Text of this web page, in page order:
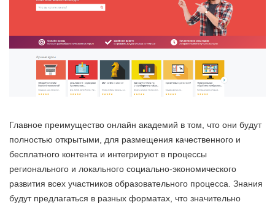
Главное преимущество онлайн академий в том, что они будут
полностью открытыми, для размещения качественного и
бесплатного контента и интегрируют в процессы
регионального и локального социально-экономического
развития всех участников образовательного процесса. Знания
будут предлагаться в разных форматах, что значительно